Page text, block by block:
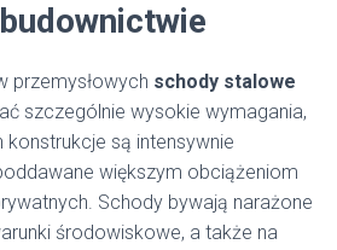
przemysłowych schody stalowe
szczególnie wysokie wymagania,
są intensywnie
większym obciążeniom
Schody bywają narażone
środowiskowe, a także na